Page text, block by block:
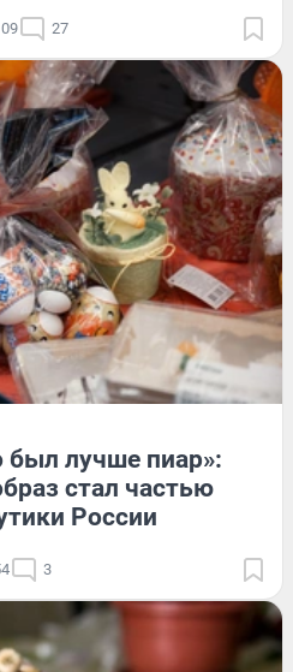
27
был лучше пиар»:
стал частью
России
3